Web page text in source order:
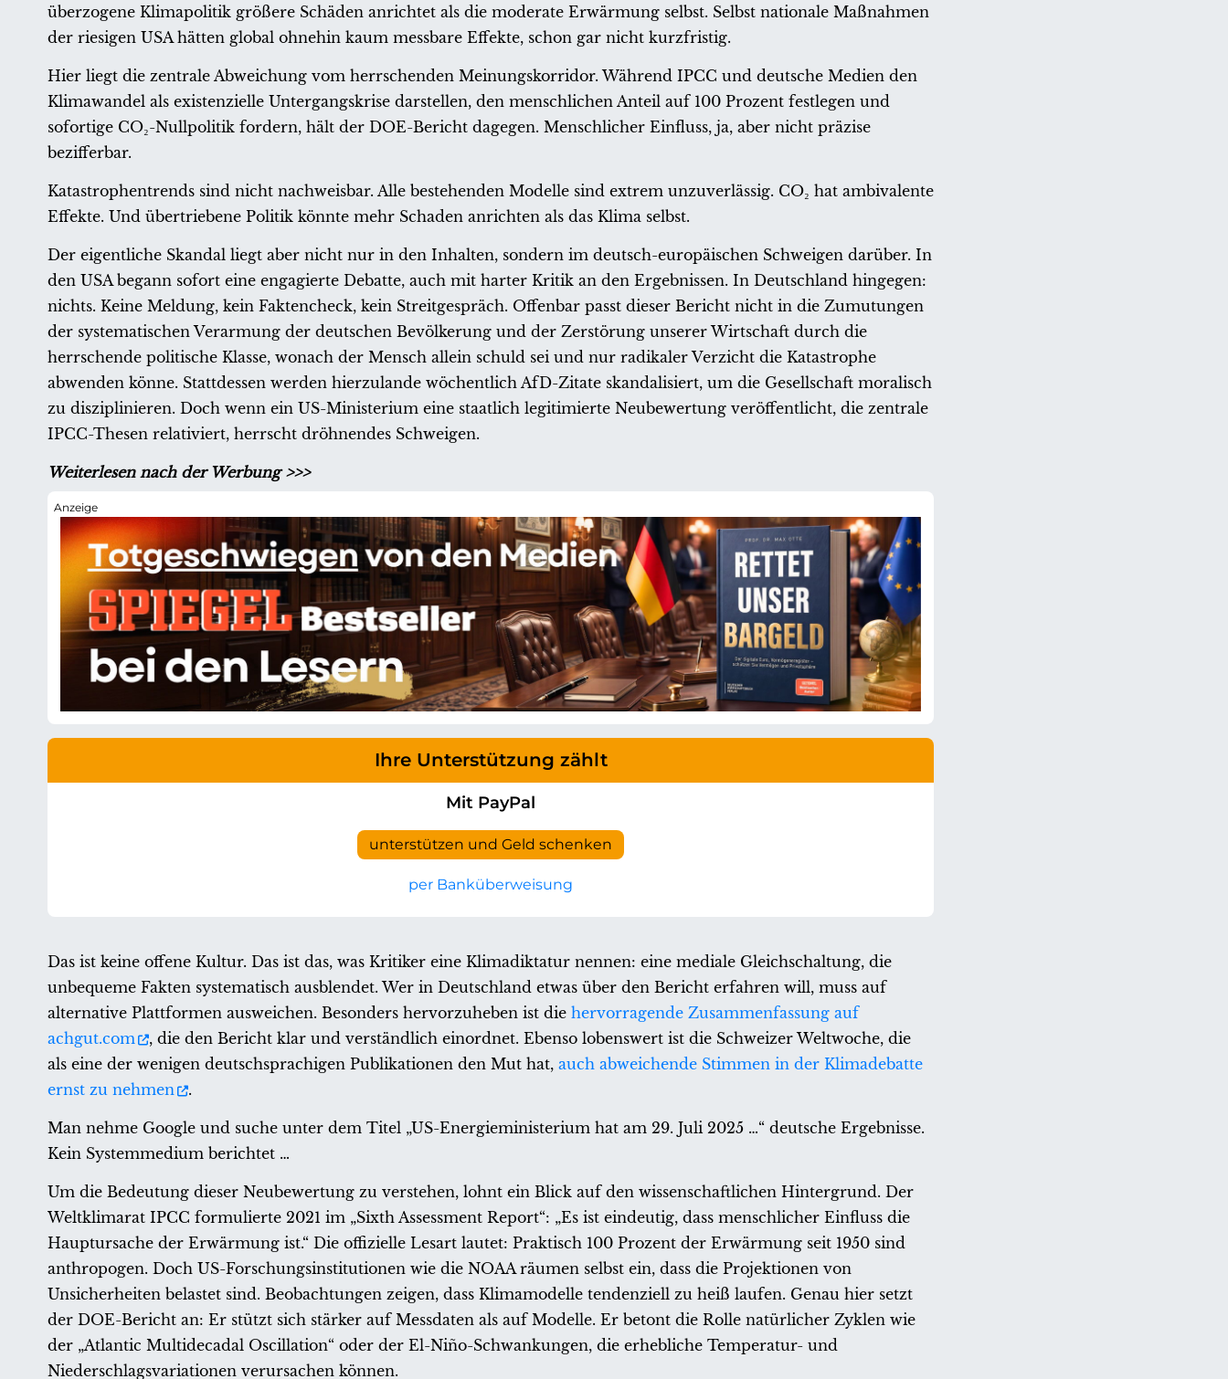
überzogene Klimapolitik größere Schäden anrichtet als die moderate Erwärmung selbst. Selbst nationale Maßnahmen
der riesigen USA hätten global ohnehin kaum messbare Effekte, schon gar nicht kurzfristig.
Hier liegt die zentrale Abweichung vom herrschenden Meinungskorridor. Während IPCC und deutsche Medien den
Klimawandel als existenzielle Untergangskrise darstellen, den menschlichen Anteil auf 100 Prozent festlegen und
sofortige CO₂-Nullpolitik fordern, hält der DOE-Bericht dagegen. Menschlicher Einfluss, ja, aber nicht präzise
bezifferbar.
Katastrophentrends sind nicht nachweisbar. Alle bestehenden Modelle sind extrem unzuverlässig. CO₂ hat ambivalente
Effekte. Und übertriebene Politik könnte mehr Schaden anrichten als das Klima selbst.
Der eigentliche Skandal liegt aber nicht nur in den Inhalten, sondern im deutsch-europäischen Schweigen darüber. In
den USA begann sofort eine engagierte Debatte, auch mit harter Kritik an den Ergebnissen. In Deutschland hingegen:
nichts. Keine Meldung, kein Faktencheck, kein Streitgespräch. Offenbar passt dieser Bericht nicht in die Zumutungen
der systematischen Verarmung der deutschen Bevölkerung und der Zerstörung unserer Wirtschaft durch die
herrschende politische Klasse, wonach der Mensch allein schuld sei und nur radikaler Verzicht die Katastrophe
abwenden könne. Stattdessen werden hierzulande wöchentlich AfD-Zitate skandalisiert, um die Gesellschaft moralisch
zu disziplinieren. Doch wenn ein US-Ministerium eine staatlich legitimierte Neubewertung veröffentlicht, die zentrale
IPCC-Thesen relativiert, herrscht dröhnendes Schweigen.
Weiterlesen nach der Werbung >>>
Ihre Unterstützung zählt
Mit PayPal
unterstützen und Geld schenken
per Banküberweisung
Das ist keine offene Kultur. Das ist das, was Kritiker eine Klimadiktatur nennen: eine mediale Gleichschaltung, die
unbequeme Fakten systematisch ausblendet. Wer in Deutschland etwas über den Bericht erfahren will, muss auf
alternative Plattformen ausweichen. Besonders hervorzuheben ist die hervorragende Zusammenfassung auf
achgut.com
, die den Bericht klar und verständlich einordnet. Ebenso lobenswert ist die Schweizer Weltwoche, die
als eine der wenigen deutschsprachigen Publikationen den Mut hat, auch abweichende Stimmen in der Klimadebatte
ernst zu nehmen
.
Man nehme Google und suche unter dem Titel „US-Energieministerium hat am 29. Juli 2025 …“ deutsche Ergebnisse.
Kein Systemmedium berichtet …
Um die Bedeutung dieser Neubewertung zu verstehen, lohnt ein Blick auf den wissenschaftlichen Hintergrund. Der
Weltklimarat IPCC formulierte 2021 im „Sixth Assessment Report“: „Es ist eindeutig, dass menschlicher Einfluss die
Hauptursache der Erwärmung ist.“ Die offizielle Lesart lautet: Praktisch 100 Prozent der Erwärmung seit 1950 sind
anthropogen. Doch US-Forschungsinstitutionen wie die NOAA räumen selbst ein, dass die Projektionen von
Unsicherheiten belastet sind. Beobachtungen zeigen, dass Klimamodelle tendenziell zu heiß laufen. Genau hier setzt
der DOE-Bericht an: Er stützt sich stärker auf Messdaten als auf Modelle. Er betont die Rolle natürlicher Zyklen wie
der „Atlantic Multidecadal Oscillation“ oder der El-Niño-Schwankungen, die erhebliche Temperatur- und
Niederschlagsvariationen verursachen können.